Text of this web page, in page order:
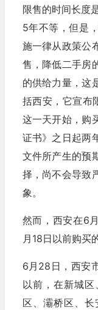
限售的时间长度
5年不等，但是
施一律从政策公
售，降低二手房
的供给力量，这
括西安，它宣布
这一天开始，购
证书》之日起两
文件所产生的预
择，尚不会导致
象。
然而，西安在6
月18日以前购买
6月28日，西安
以前，在新城
区、灞桥区、